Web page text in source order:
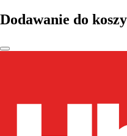
Dodawanie do